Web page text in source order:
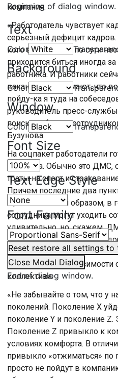
Beginning of dialog
Text
Color
Background
Color
Window
Color
Font Size
Text Edge Style
Font Family
Reset restore all settings to
Close Modal Dialog
End of dialog window.
компания.
«Работодатель чувствует
серьезный дефицит кадров.
кого выбирать, и по сути
приходится биться иногда
работника. И работники
вакансии и понимают, что
пойду-ка я туда на
руководитель пресс-
поиску работы и
Бузунова.
На соцпакет работодатели
бюджета. Обычно это ДМС,
траты на спорт и
Причем последние два
«фишка». Таким образом, в
сотрудника могут уходить
удивительно, но, скажем,
дешевле питания, а спорт
любом случае, каждая
потребности в зависимости
коллектива.
«Не забывайте о том, что у
поколений. Поколение X
поколение Y и поколение Z.
Поколение Z привыкло к
условиях комфорта. В
привыкло «отжиматься» по
просто не пойдут в